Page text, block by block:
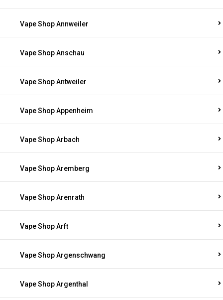
Vape Shop Annweiler
Vape Shop Anschau
Vape Shop Antweiler
Vape Shop Appenheim
Vape Shop Arbach
Vape Shop Aremberg
Vape Shop Arenrath
Vape Shop Arft
Vape Shop Argenschwang
Vape Shop Argenthal